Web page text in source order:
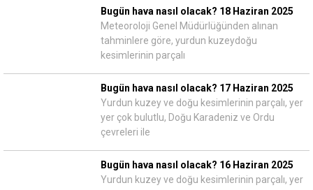
Bugün hava nasıl olacak? 18 Haziran 2025
Meteoroloji Genel Müdürlüğünden alınan
tahminlere göre, yurdun kuzeydoğu
kesimlerinin parçalı
Bugün hava nasıl olacak? 17 Haziran 2025
Yurdun kuzey ve doğu kesimlerinin parçalı, yer
yer çok bulutlu, Doğu Karadeniz ve Ordu
çevreleri ile
Bugün hava nasıl olacak? 16 Haziran 2025
Yurdun kuzey ve doğu kesimlerinin parçalı, yer